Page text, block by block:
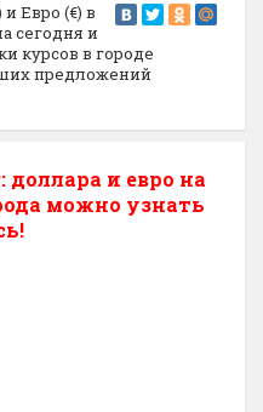
Евро (€) в
сегодня и
курсов в городе
предложений
и евро на
можно узнать